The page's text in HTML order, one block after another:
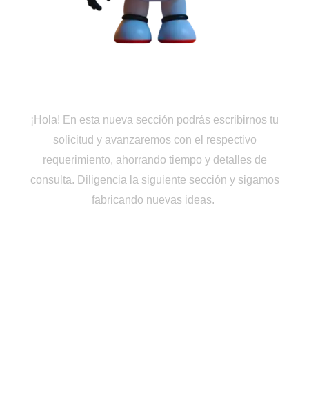
¡Hola! En esta nueva sección podrás escribirnos tu
solicitud y avanzaremos con el respectivo
requerimiento, ahorrando tiempo y detalles de
consulta. Diligencia la siguiente sección y sigamos
fabricando nuevas ideas.